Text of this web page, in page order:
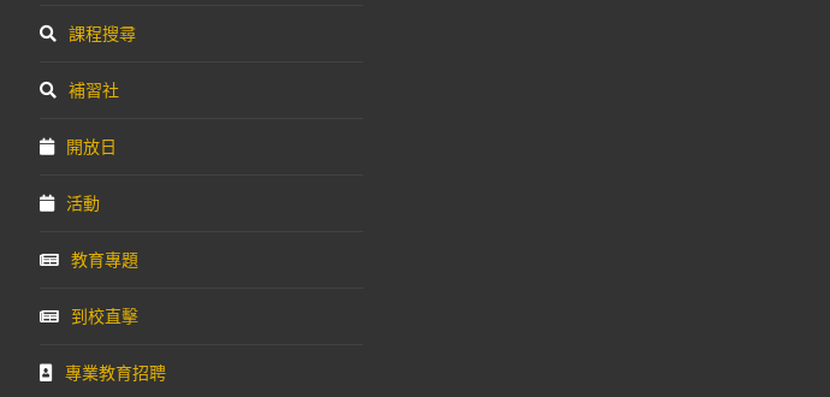
課程搜尋
補習社
開放日
活動
教育專題
到校直擊
專業教育招聘